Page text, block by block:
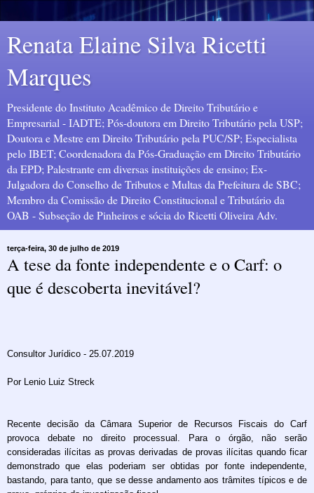
Renata Elaine Silva Ricetti
Marques
Presidente do Instituto Acadêmico de Direito Tributário e
Empresarial - IADTE; Pós-doutora em Direito Tributário pela USP;
Doutora e Mestre em Direito Tributário pela PUC/SP; Especialista
pelo IBET; Coordenadora da Pós-Graduação em Direito Tributário
da EPD; Palestrante em diversas instituições de ensino; Ex-
Julgadora do Conselho de Tributos e Multas da Prefeitura de SBC;
Membro da Comissão de Direito Constitucional e Tributário da
OAB - Subseção de Pinheiros e sócia do Ricetti Oliveira Adv.
terça-feira, 30 de julho de 2019
A tese da fonte independente e o Carf: o
que é descoberta inevitável?
Consultor Jurídico - 25.07.2019
Por Lenio Luiz Streck
Recente decisão da Câmara Superior de Recursos Fiscais do Carf
provoca debate no direito processual. Para o órgão, não serão
consideradas ilícitas as provas derivadas de provas ilícitas quando ficar
demonstrado que elas poderiam ser obtidas por fonte independente,
bastando, para tanto, que se desse andamento aos trâmites típicos e de